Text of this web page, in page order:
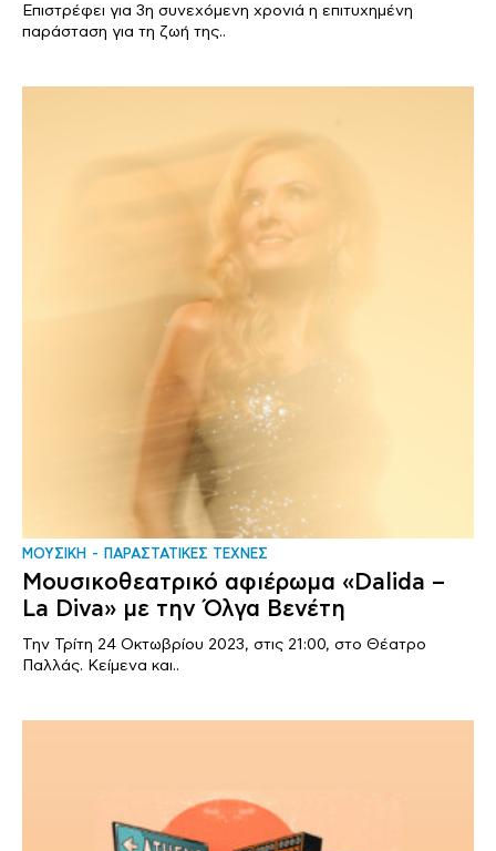
Επιστρέφει για 3η συνεχόμενη χρονιά η επιτυχημένη
παράσταση για τη ζωή της..
ΜΟΥΣΙΚΗ ΠΑΡΑΣΤΑΤΙΚΕΣ ΤΕΧΝΕΣ
Μουσικoθεατρικό αφιέρωμα «Dalida –
La Diva» με την Όλγα Βενέτη
Την Τρίτη 24 Οκτωβρίου 2023, στις 21:00, στο Θέατρο
Παλλάς. Κείμενα και..